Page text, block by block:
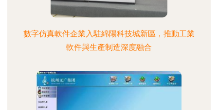
數字仿真軟件企業入駐綿陽科技城新區，推動工業
軟件與生產制造深度融合